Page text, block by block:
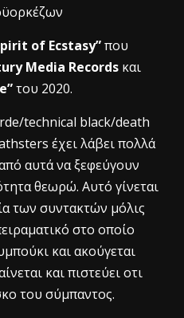
of Ecstasy”που
Media Records και
του 2020.
technical black/death
έχει λάβει πολλά
αυτά να ξεφεύγουν
θεωρώ. Aυτό γίνεται
των συντακτών μόλις
στο οποίο
και ακούγεται
και πιστεύει οτι
του σύμπαντος.